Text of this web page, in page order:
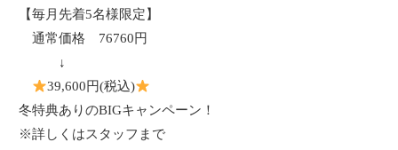
【毎月先着5名様限定】
通常価格 76760円
↓
39,600円(税込)
冬特典ありのBIGキャンペーン！
※詳しくはスタッフまで